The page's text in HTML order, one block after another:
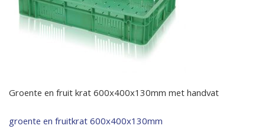
Groente en fruit krat 600x400x130mm met handvat
groente en fruitkrat 600x400x130mm